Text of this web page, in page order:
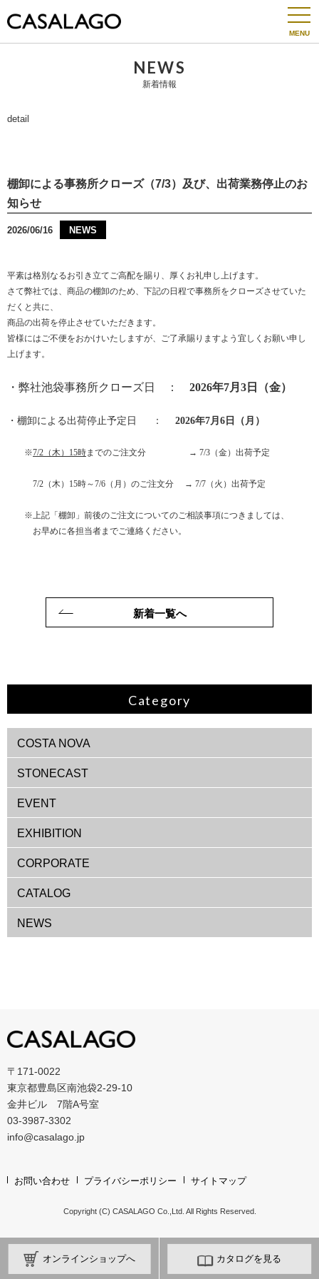
オンラインショップへ カタログを見る
NEWS
新着情報
detail
棚卸による事務所クローズ（7/3）及び、出荷業務停止のお
知らせ
2026/06/16 NEWS
平素は格別なるお引き立てご高配を賜り、厚くお礼申し上げます。
さて弊社では、商品の棚卸のため、下記の日程で事務所をクローズさせていた
だくと共に、
商品の出荷を停止させていただきます。
皆様にはご不便をおかけいたしますが、ご了承賜りますよう宜しくお願い申し
上げます。
・弊社池袋事務所クローズ日 ： 2026年7月3日（金）
・棚卸による出荷停止予定日 ： 2026年7月6日（月）
※7/2（木）15時までのご注文分 → 7/3（金）出荷予定
7/2（木）15時～7/6（月）のご注文分 → 7/7（火）出荷予定
※上記「棚卸」前後のご注文についてのご相談事項につきましては、
お早めに各担当者までご連絡ください。
新着一覧へ
Category
COSTA NOVA
STONECAST
EVENT
EXHIBITION
CORPORATE
CATALOG
NEWS
〒171-0022
東京都豊島区南池袋2-29-10
金井ビル 7階A号室
03-3987-3302
info@casalago.jp
お問い合わせ プライバシーポリシー サイトマップ
Copyright (C) CASALAGO Co.,Ltd. All Rights Reserved.